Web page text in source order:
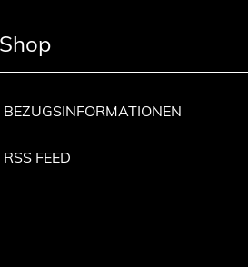
Shop
BEZUGSINFORMATIONEN
RSS FEED